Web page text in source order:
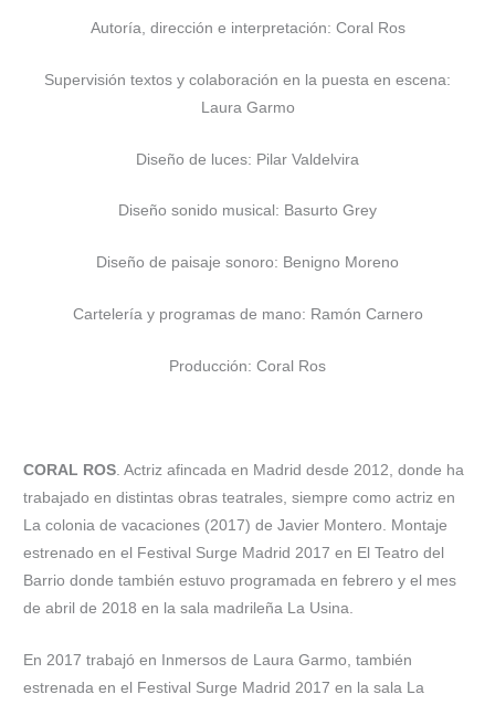
Autoría, dirección e interpretación: Coral Ros
Supervisión textos y colaboración en la puesta en escena:
Laura Garmo
Diseño de luces: Pilar Valdelvira
Diseño sonido musical: Basurto Grey
Diseño de paisaje sonoro: Benigno Moreno
Cartelería y programas de mano: Ramón Carnero
Producción: Coral Ros
CORAL ROS . Actriz afincada en Madrid desde 2012, donde ha
trabajado en distintas obras teatrales, siempre como actriz en
La colonia de vacaciones (2017) de Javier Montero. Montaje
estrenado en el Festival Surge Madrid 2017 en El Teatro del
Barrio donde también estuvo programada en febrero y el mes
de abril de 2018 en la sala madrileña La Usina.
En 2017 trabajó en Inmersos de Laura Garmo, también
estrenada en el Festival Surge Madrid 2017 en la sala La